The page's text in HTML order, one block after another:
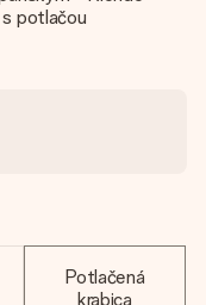
potlačou
Potlačená
krabica